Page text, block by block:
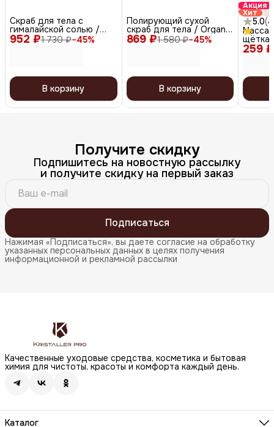
952 ₽1 730 ₽−45%
Скраб для тела с
гималайской солью /
Pink Grapefruit
В корзину
869 ₽1 580 ₽−45%
Полирующий сухой
скраб для тела / Organic
Berry Polish
В корзину
Акция
Хит
5.0(4
259 ₽
щётка
Получите скидку
Подпишитесь на новостную рассылку
и получите скидку на первый заказ
Подписаться
Нажимая «Подписаться», вы даете согласие на обработку
указанных персональных данных в целях получения
информационной и рекламной рассылки
Качественные уходовые средства, косметика и бытовая
химия для чистоты, красоты и комфорта каждый день.
Каталог